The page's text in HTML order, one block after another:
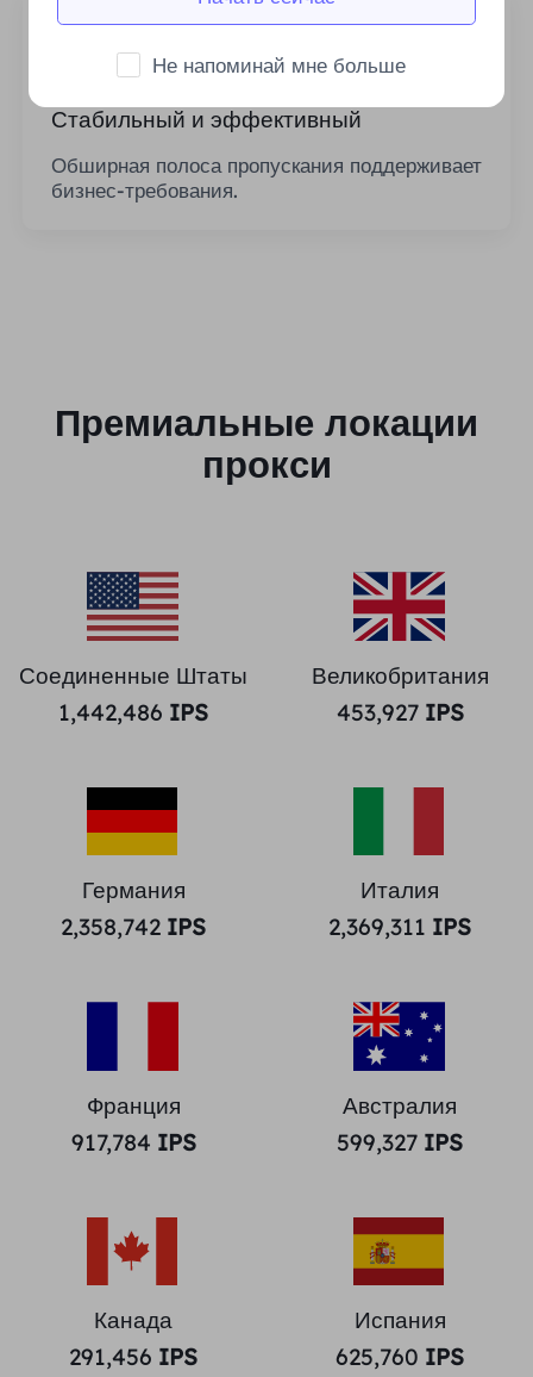
Стабильный и эффективный
Обширная полоса пропускания поддерживает
бизнес-требования.
Премиальные локации
прокси
Соединенные Штаты
1,442,486 IPS
Великобритания
453,927IPS
Германия
2,358,742 IPS
Италия
2,369,311 IPS
Франция
917,784 IPS
Австралия
599,327 IPS
Канада
291,456 IPS
Испания
625,760 IPS
Не напоминай мне больше